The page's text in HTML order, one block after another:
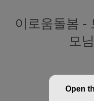
이로움돌봄 -
모